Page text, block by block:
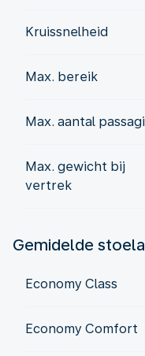
Kruissnelheid
Max. bereik
Max. aantal
Max. gewicht bij
vertrek
Gemidelde
Economy Class
Economy Comfort